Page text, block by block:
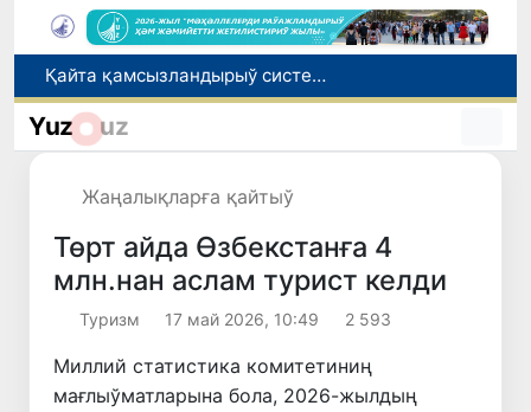
Ташкент аўыр атлетика бойынша Азия чемпионатына таярланбақта
Өзбекстанда Турақлы раўажланыў мақсетлери айлығы басланды
Yuz uz
Жаңалықларға қайтыў
Төрт айда Өзбекстанға 4
млн.нан аслам турист келди
Туризм 17 май 2026, 10:49 2 593
Миллий статистика комитетиниң
мағлыўматларына бола, 2026-жылдың